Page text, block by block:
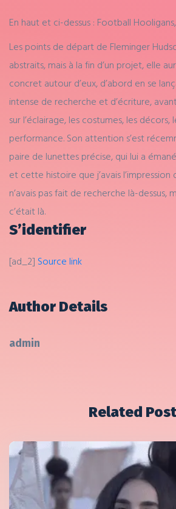
En haut et ci-dessus : Football
Les points de départ de Fleminger
abstraits, mais à la fin d’un projet, elle
concret autour d’eux, d’abord en se
intense de recherche et d’écriture,
sur l’éclairage, les costumes, les décors,
performance. Son attention s’est
paire de lunettes précise, qui lui a
et cette histoire que j’avais l’impression
n’avais pas fait de recherche là-dessus,
c’était là.
S’identifier
[ad_2] Source link
Author Details
admin
Related